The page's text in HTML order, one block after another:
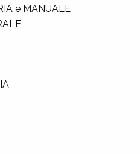
e MANUALE